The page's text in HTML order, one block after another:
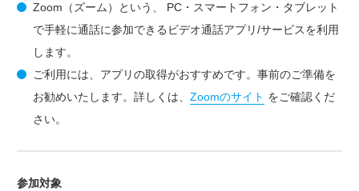
Zoom（ズーム）という、 PC・スマートフォン・タブレット
で手軽に通話に参加できるビデオ通話アプリ/サービスを利用
します。
ご利用には、アプリの取得がおすすめです。事前のご準備を
お勧めいたします。詳しくは、 Zoomのサイト をご確認くだ
さい。
参加対象